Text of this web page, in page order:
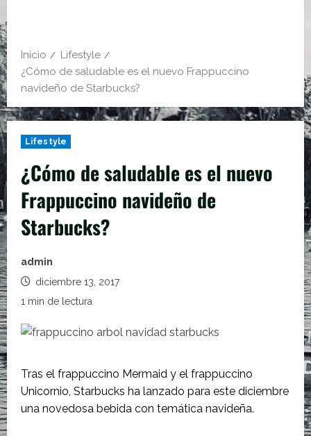
Inicio
Lifestyle
¿Cómo de saludable es el nuevo Frappuccino
navideño de Starbucks?
Lifestyle
¿Cómo de saludable es el nuevo
Frappuccino navideño de
Starbucks?
admin
diciembre 13, 2017
1 min de lectura
Tras el frappuccino Mermaid y el frappuccino
Unicornio, Starbucks ha lanzado para este diciembre
una novedosa bebida con temática navideña.